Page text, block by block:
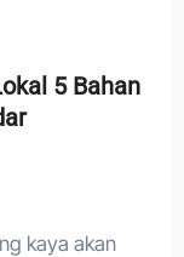
5 Bahan